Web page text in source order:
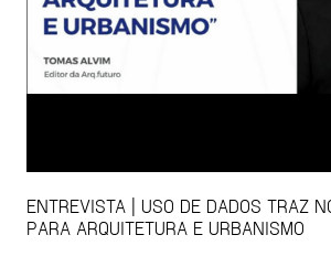
ENTREVISTA | USO DE DADOS TRAZ
PARA ARQUITETURA E URBANISMO